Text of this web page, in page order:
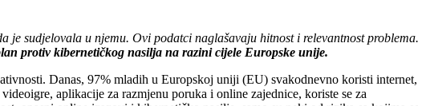
je sudjelovala u njemu. Ovi podatci naglašavaju hitnost i relevantnost problema.
protiv kibernetičkog nasilja na razini cijele Europske unije.
Danas, 97% mladih u Europskoj uniji (EU) svakodnevno koristi internet,
aplikacije za razmjenu poruka i online zajednice, koriste se za